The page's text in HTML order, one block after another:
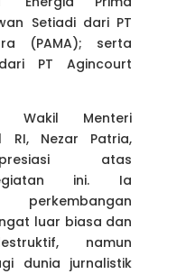
Setiadi dari PT
(PAMA); serta
PT Agincourt
Wakil Menteri
RI, Nezar Patria,
atas
ini. Ia
perkembangan
luar biasa dan
namun
dunia jurnalistik